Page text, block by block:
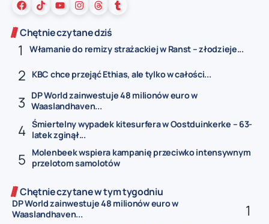
Chętnie czytane dziś
Włamanie do remizy strażackiej w Ranst – złodzieje...
KBC chce przejąć Ethias, ale tylko w całości...
DP World zainwestuje 48 milionów euro w
Waaslandhaven...
Śmiertelny wypadek kitesurfera w Oostduinkerke – 63-
latek zginął...
Molenbeek wspiera kampanię przeciwko intensywnym
przelotom samolotów
Chętnie czytane w tym tygodniu
DP World zainwestuje 48 milionów euro w
Waaslandhaven...